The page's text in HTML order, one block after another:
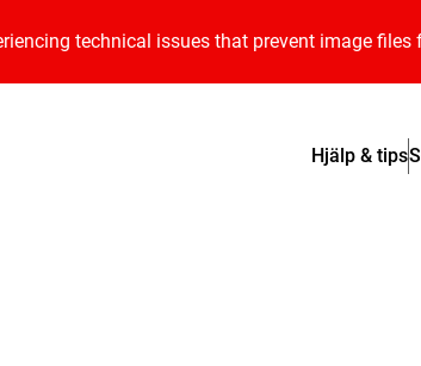
technical issues that prevent image
Hjälp & tips